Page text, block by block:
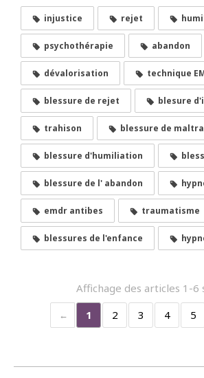
injustice rejet
psychothérapie abandon
dévalorisation technique
blessure de rejet blesure
trahison blessure de
blessure d'humiliation
blessure de l' abandon
emdr antibes traumatisme
blessures de l'enfance
Affichage des articles 1-6
1
2 3 4 5